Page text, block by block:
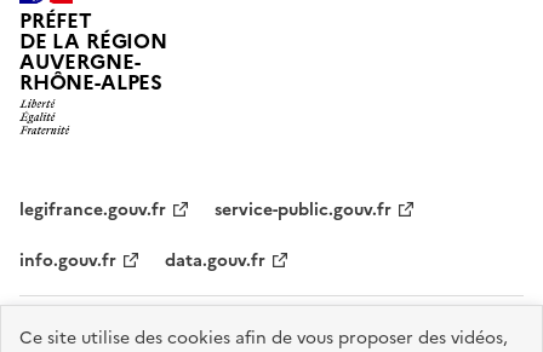
Ce site utilise des cookies afin de vous proposer des vidéos,
PRÉFET
DE LA RÉGION
AUVERGNE-
RHÔNE-ALPES
legifrance.gouv.fr
service-public.gouv.fr
info.gouv.fr
data.gouv.fr
Plan du site Données personnelles et cookies Accessibilité :